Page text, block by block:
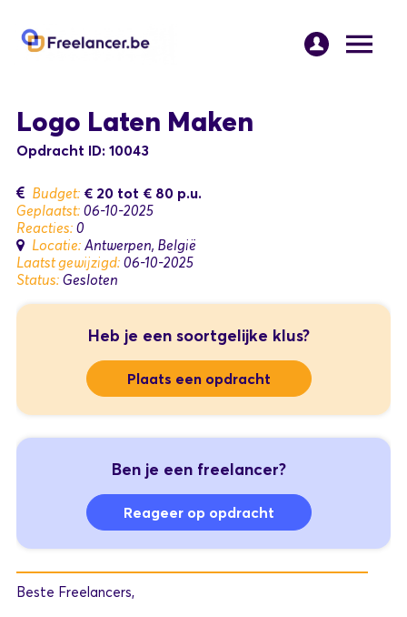
Logo Laten Maken
Opdracht ID: 10043
Budget: € 20 tot € 80 p.u.
Geplaatst: 06-10-2025
Reacties: 0
Locatie: Antwerpen, België
Laatst gewijzigd: 06-10-2025
Status: Gesloten
Heb je een soortgelijke klus?
Plaats een opdracht
Ben je een freelancer?
Reageer op opdracht
Beste Freelancers,